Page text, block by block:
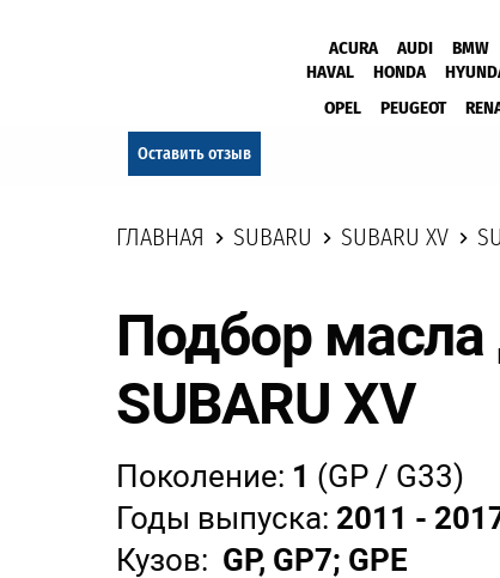
ACURA AUDI BMW
HAVAL
HONDA
OPEL
PEUGEOT
Оставить отзыв
ГЛАВНАЯ SUBARU SUBARU XV
Подбор масла
SUBARU XV
Поколение: 1 (GP / G33)
Годы выпуска: 2011 -
Кузов: GP, GP7; GPE